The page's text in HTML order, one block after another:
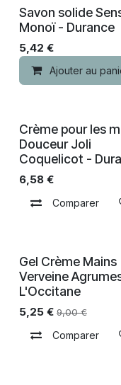
Savon solide
Monoï - Durance
5,42 €
Ajouter au
Crème pour les
Douceur Joli
Coquelicot -
6,58 €
Comparer
-30% de remise
Gel Crème Mains
Verveine
L'Occitane
5,25 € 9,00€
Comparer